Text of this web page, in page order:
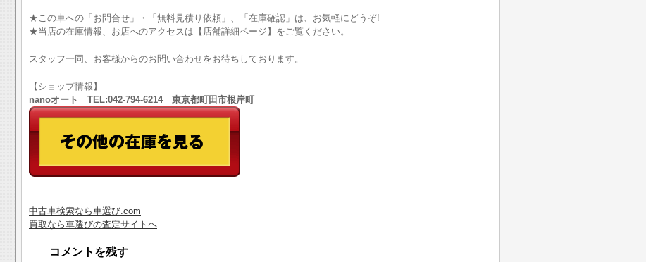
★この車への「お問合せ」・「無料見積り依頼」、「在庫確認」は、お気軽にどうぞ!
★当店の在庫情報、お店へのアクセスは【店舗詳細ページ】をご覧ください。
スタッフ一同、お客様からのお問い合わせをお待ちしております。
【ショップ情報】
nanoオート TEL:042-794-6214 東京都町田市根岸町
中古車検索なら車選び.com
買取なら車選びの査定サイトヘ
コメントを残す